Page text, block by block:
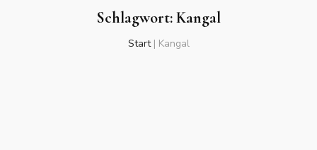
Schlagwort:Kangal
Start | Kangal